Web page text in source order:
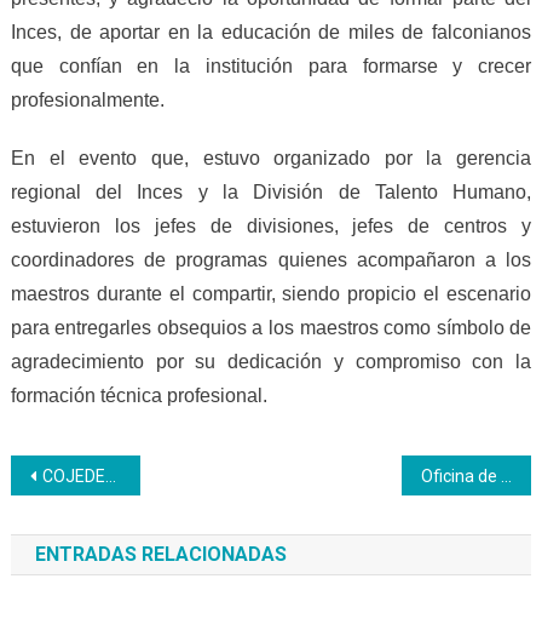
Inces, de aportar en la educación de miles de falconianos
que confían en la institución para formarse y crecer
profesionalmente.
En el evento que, estuvo organizado por la gerencia
regional del Inces y la División de Talento Humano,
estuvieron los jefes de divisiones, jefes de centros y
coordinadores de programas quienes acompañaron a los
maestros durante el compartir, siendo propicio el escenario
para entregarles obsequios a los maestros como símbolo de
agradecimiento por su dedicación y compromiso con la
formación técnica profesional.
Navegación
de
entradas
COJEDES | Tinaquilleros se forman como promotores de salud comunitario
ENTRADAS RELACIONADAS